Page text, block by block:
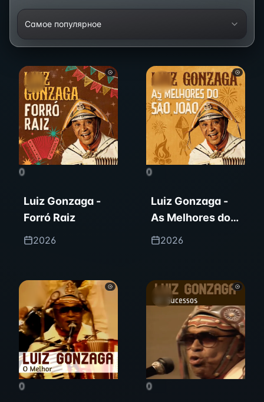
Самое популярное
0
Luiz Gonzaga -
Forró Raiz
2026
0
Luiz Gonzaga -
As Melhores do
São João
2026
0 0